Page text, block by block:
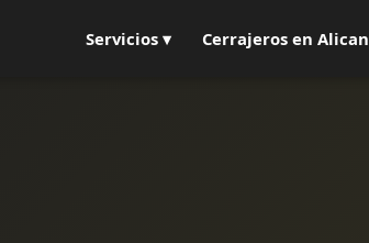
Servicios ▾ Cerrajeros en